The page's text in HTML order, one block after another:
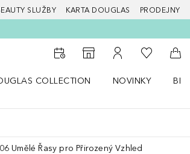
SLUŽBY KARTA DOUGLAS PRODEJNY
K vyhledávači prodejen
K mému účtu
K mému
Do
COLLECTION
NOVINKY
Umělé Řasy pro Přirozený Vzhled